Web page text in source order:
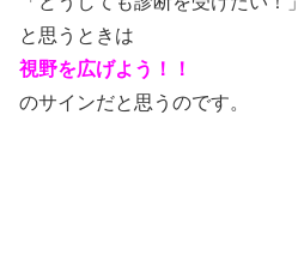
と思うときは
視野を広げよう！！
のサインだと思うのです。